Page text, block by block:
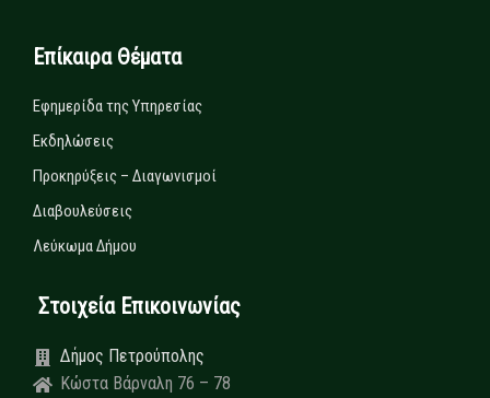
Επίκαιρα Θέματα
Εφημερίδα της Υπηρεσίας
Εκδηλώσεις
Προκηρύξεις – Διαγωνισμοί
Διαβουλεύσεις
Λεύκωμα Δήμου
Στοιχεία Επικοινωνίας
Δήμος Πετρούπολης
Κώστα Βάρναλη 76 – 78